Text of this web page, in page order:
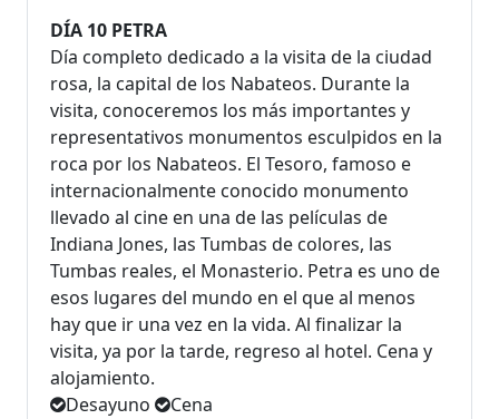
DÍA 10 PETRA
Día completo dedicado a la visita de la ciudad
rosa, la capital de los Nabateos. Durante la
visita, conoceremos los más importantes y
representativos monumentos esculpidos en la
roca por los Nabateos. El Tesoro, famoso e
internacionalmente conocido monumento
llevado al cine en una de las películas de
Indiana Jones, las Tumbas de colores, las
Tumbas reales, el Monasterio. Petra es uno de
esos lugares del mundo en el que al menos
hay que ir una vez en la vida. Al finalizar la
visita, ya por la tarde, regreso al hotel. Cena y
alojamiento.
Desayuno
Cena